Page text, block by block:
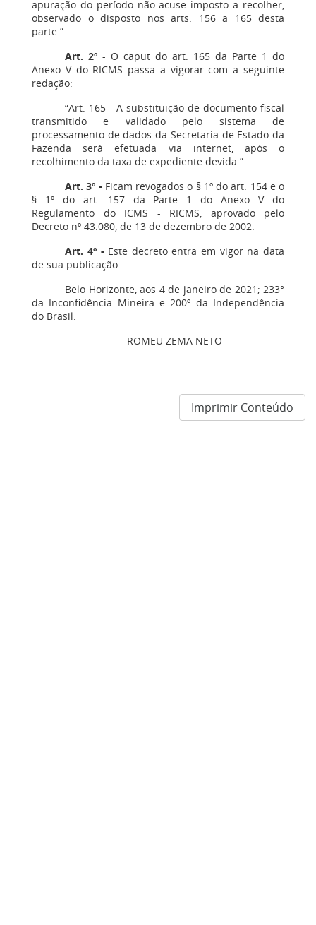
apuração do período não acuse imposto a recolher,
observado o disposto nos arts. 156 a 165 desta
parte.”.
Art. 2º- O caput do art. 165 da Parte 1 do
Anexo V do RICMS passa a vigorar com a seguinte
redação:
“Art. 165 - A substituição de documento fiscal
transmitido e validado pelo sistema de
processamento de dados da Secretaria de Estado da
Fazenda será efetuada via internet, após o
recolhimento da taxa de expediente devida.”.
Art. 3º - Ficam revogados o § 1º do art. 154 e o
§ 1º do art. 157 da Parte 1 do Anexo V do
Regulamento do ICMS - RICMS, aprovado pelo
Decreto nº 43.080, de 13 de dezembro de 2002.
Art. 4º - Este decreto entra em vigor na data
de sua publicação.
Belo Horizonte, aos 4 de janeiro de 2021; 233°
da Inconfidência Mineira e 200º da Independência
do Brasil.
ROMEU ZEMA NETO
Imprimir Conteúdo